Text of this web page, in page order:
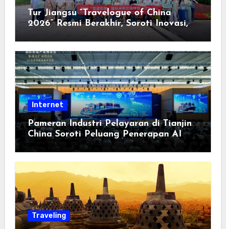
Tur Jiangsu “Travelogue of China
2026” Resmi Berakhir, Soroti Inovasi,
Keterbukaan, dan Pembangunan
Berorientasi pada Masyarakat
Internet
Pameran Industri Pelayaran di Tianjin
China Soroti Peluang Penerapan AI
Traveling